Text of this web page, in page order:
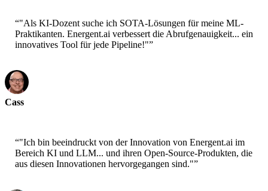
“"Als KI-Dozent suche ich SOTA-Lösungen für meine ML-
Praktikanten. Energent.ai verbessert die Abrufgenauigkeit... ein
innovatives Tool für jede Pipeline!"”
Cass
“"Ich bin beeindruckt von der Innovation von Energent.ai im
Bereich KI und LLM... und ihren Open-Source-Produkten, die
aus diesen Innovationen hervorgegangen sind."”